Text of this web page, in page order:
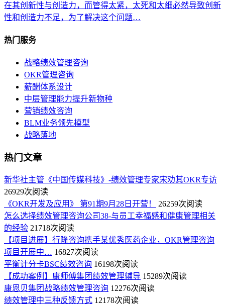
在其创新性与创造力，而管得太紧，太死和太细必然导致创新
性和创造力不足，为了解决这个问题…
热门服务
战略绩效管理咨询
OKR管理咨询
薪酬体系设计
中层管理能力提升新物种
营销绩效咨询
BLM业务领先模型
战略落地
热门文章
新华社主管《中国传媒科技》-绩效管理专家宋劝其OKR专访
26929次阅读
《OKR开发及应用》 第91期9月28日开营！
26259次阅读
怎么选择绩效管理咨询公司38-与员工幸福感和健康管理相关
的经验 21718次阅读
【项目进展】行隆咨询携手某优秀医药企业，OKR管理咨询
项目开展中… 16827次阅读
平衡计分卡BSC绩效咨询 16198次阅读
【成功案例】康师傅集团绩效管理辅导 15289次阅读
康恩贝集团战略绩效管理咨询 12276次阅读
绩效管理中三种反馈方式 12178次阅读